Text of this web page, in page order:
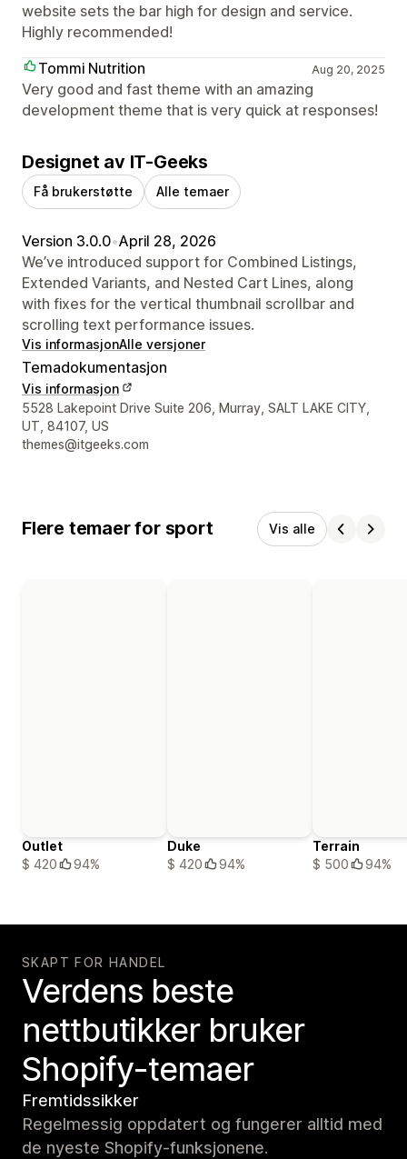
website sets the bar high for design and service.
Highly recommended!
Tommi Nutrition
Aug 20, 2025
Very good and fast theme with an amazing
development theme that is very quick at responses!
Designet av IT-Geeks
Få brukerstøtte Alle temaer
Version 3.0.0•April 28, 2026
We’ve introduced support for Combined Listings,
Extended Variants, and Nested Cart Lines, along
with fixes for the vertical thumbnail scrollbar and
scrolling text performance issues.
Vis informasjonAlle versjoner
Temadokumentasjon
Vis informasjon
Designerens kontaktinfo
5528 Lakepoint Drive Suite 206, Murray, SALT LAKE CITY,
UT, 84107, US
themes@itgeeks.com
Flere temaer for sport Vis alle
Outlet
$ 420
94%
Duke
$ 420
94%
Terrain
$ 500
94%
SKAPT FOR HANDEL
Verdens beste
nettbutikker bruker
Shopify-temaer
Fremtidssikker
Regelmessig oppdatert og fungerer alltid med
de nyeste Shopify-funksjonene.